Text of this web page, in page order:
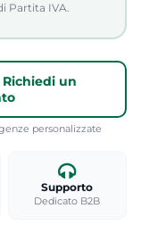
Partita IVA.
un
personalizzate
Supporto
Dedicato B2B